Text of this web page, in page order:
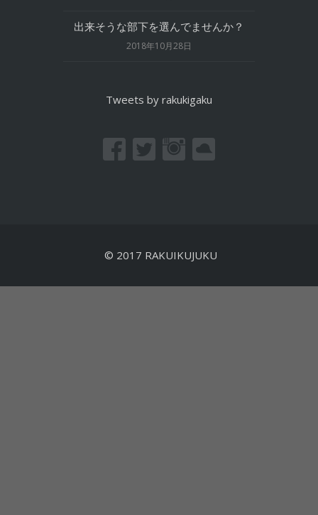
出来そうな部下を選んでませんか？
2018年10月28日
Tweets by rakukigaku
© 2017 RAKUIKUJUKU